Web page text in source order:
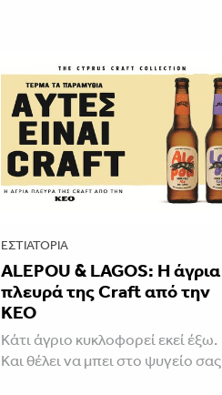
ΕΣΤΙΑΤΌΡΙΑ
ALEPOU & LAGOS: Η άγρια
πλευρά της Craft από την
ΚΕΟ
Κάτι άγριο κυκλοφορεί εκεί έξω.
Και θέλει να μπει στο ψυγείο σας